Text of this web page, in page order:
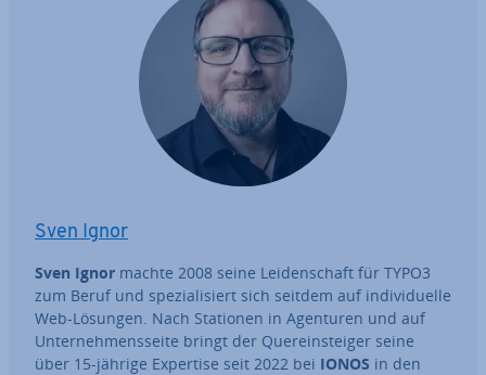
Sven Ignor
Sven Ignor machte 2008 seine Lei­den­schaft für TYPO3
zum Beruf und spe­zia­li­siert sich seitdem auf in­di­vi­du­el­le
Web-Lösungen. Nach Stationen in Agenturen und auf
Un­ter­neh­mens­sei­te bringt der Quer­ein­stei­ger seine
über 15-jährige Expertise seit 2022 bei IONOS in den